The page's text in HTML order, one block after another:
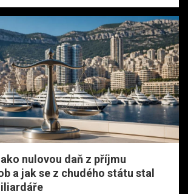
nulovou daň z příjmu
a jak se z chudého státu stal